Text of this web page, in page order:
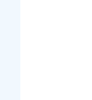
汛期安全底线
气排球邀请赛圆满落幕